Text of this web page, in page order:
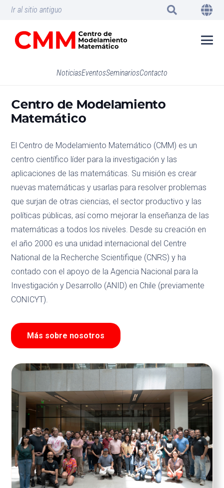
Ir al sitio antiguo
NoticiasEventosSeminariosContacto
Centro de Modelamiento
Matemático
El Centro de Modelamiento Matemático (CMM) es un
centro científico líder para la investigación y las
aplicaciones de las matemáticas. Su misión es crear
nuevas matemáticas y usarlas para resolver problemas
que surjan de otras ciencias, el sector productivo y las
políticas públicas, así como mejorar la enseñanza de las
matemáticas a todos los niveles. Desde su creación en
el año 2000 es una unidad internacional del Centre
National de la Recherche Scientifique (CNRS) y ha
contado con el apoyo de la Agencia Nacional para la
Investigación y Desarrollo (ANID) en Chile (previamente
CONICYT).
Más sobre nosotros